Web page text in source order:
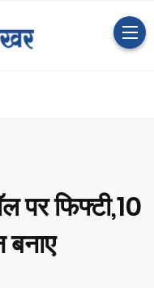
पर फिफ्टी,10